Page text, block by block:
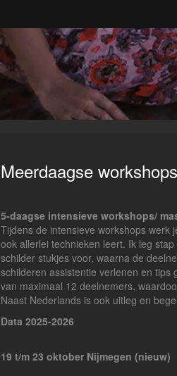
Meerdaagse workshops
5-daagse intensieve workshops/
Tijdens de intensieve workshops werk
ook allerlei technieken leert. Ik leg
schilder stukjes voor, waarna de
schilderen assistentie verlenen en tips
van maximaal 12 deelnemers,
Naast Nederlands is ook uitleg en
Data 2025-2026
19 t/m 23 oktober Nijmegen (nieuw)